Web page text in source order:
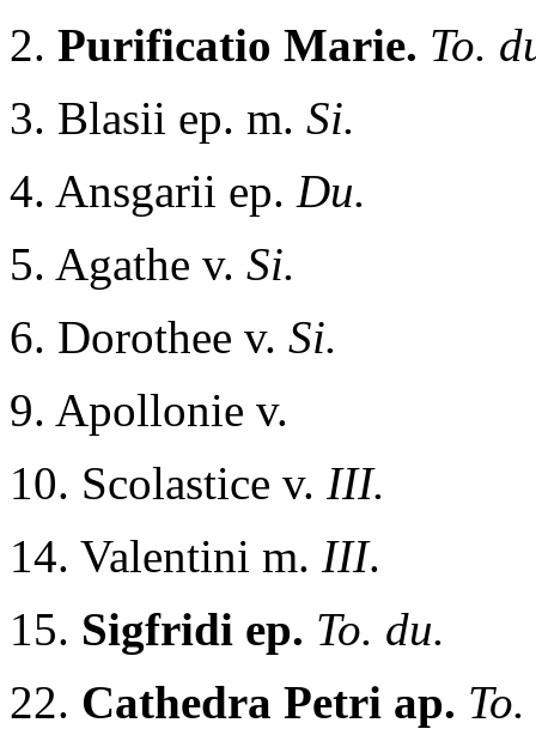
2. Purificatio Marie. To.
3. Blasii ep. m. Si.
4. Ansgarii ep. Du.
5. Agathe v. Si.
6. Dorothee v. Si.
9. Apollonie v.
10. Scolastice v. III.
14. Valentini m. III.
15. Sigfridi ep. To. du.
22. Cathedra Petri ap.